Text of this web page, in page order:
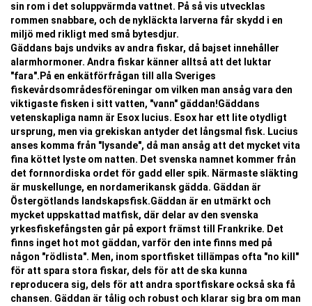
sin rom i det soluppvärmda vattnet. På så vis utvecklas
rommen snabbare, och de nykläckta larverna får skydd i en
miljö med rikligt med små bytesdjur.
Gäddans bajs undviks av andra fiskar, då bajset innehåller
alarmhormoner. Andra fiskar känner alltså att det luktar
"fara".På en enkätförfrågan till alla Sveriges
fiskevårdsområdesföreningar om vilken man ansåg vara den
viktigaste fisken i sitt vatten, "vann" gäddan!Gäddans
vetenskapliga namn är Esox lucius. Esox har ett lite otydligt
ursprung, men via grekiskan antyder det långsmal fisk. Lucius
anses komma från "lysande", då man ansåg att det mycket vita
fina köttet lyste om natten. Det svenska namnet kommer från
det fornnordiska ordet för gadd eller spik. Närmaste släkting
är muskellunge, en nordamerikansk gädda. Gäddan är
Östergötlands landskapsfisk.Gäddan är en utmärkt och
mycket uppskattad matfisk, där delar av den svenska
yrkesfiskefångsten går på export främst till Frankrike. Det
finns inget hot mot gäddan, varför den inte finns med på
någon "rödlista". Men, inom sportfisket tillämpas ofta "no kill"
för att spara stora fiskar, dels för att de ska kunna
reproducera sig, dels för att andra sportfiskare också ska få
chansen. Gäddan är tålig och robust och klarar sig bra om man